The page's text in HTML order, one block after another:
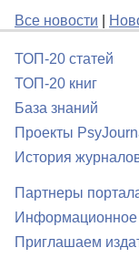
Все новости
ТОП-20 статей
ТОП-20 книг
База знаний
Проекты
История
Партнеры
Информационное
Приглашаем